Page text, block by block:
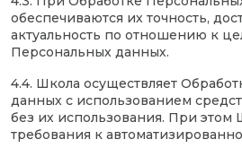
обеспечиваются их точность,
актуальность по отношению к
Персональных данных.
4.4. Школа осуществляет
данных с использованием
без их использования. При этом
требования к